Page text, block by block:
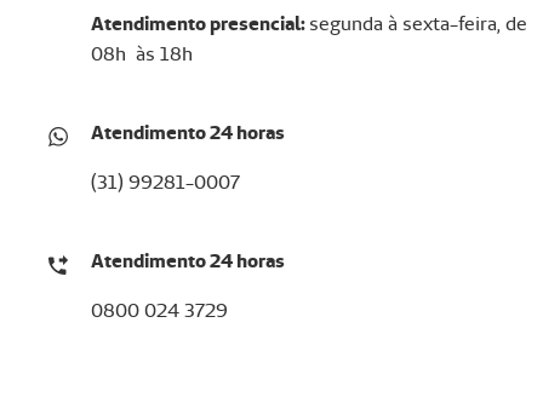
Atendimento presencial:segunda à sexta-feira, de
08h às 18h
Atendimento 24 horas
(31) 99281-0007
Atendimento 24 horas
0800 024 3729